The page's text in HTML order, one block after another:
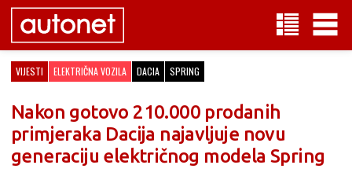
VIJESTI ELEKTRIČNA VOZILA DACIA SPRING
Nakon gotovo 210.000 prodanih
primjeraka Dacija najavljuje novu
generaciju električnog modela Spring